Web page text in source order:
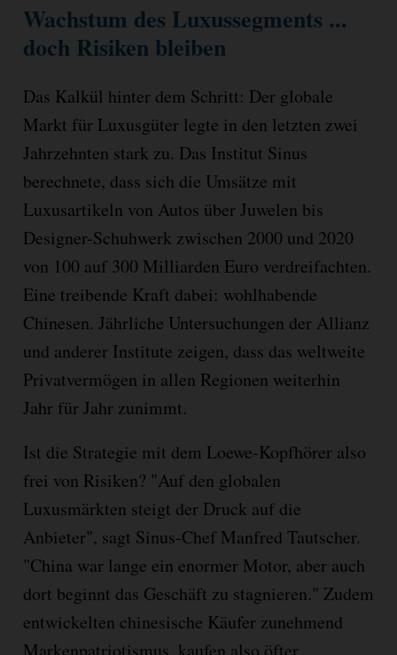
Wachstum des Luxussegments ...
doch Risiken bleiben
Das Kalkül hinter dem Schritt: Der globale
Markt für Luxusgüter legte in den letzten zwei
Jahrzehnten stark zu. Das Institut Sinus
berechnete, dass sich die Umsätze mit
Luxusartikeln von Autos über Juwelen bis
Designer-Schuhwerk zwischen 2000 und 2020
von 100 auf 300 Milliarden Euro verdreifachten.
Eine treibende Kraft dabei: wohlhabende
Chinesen. Jährliche Untersuchungen der Allianz
und anderer Institute zeigen, dass das weltweite
Privatvermögen in allen Regionen weiterhin
Jahr für Jahr zunimmt.
Ist die Strategie mit dem Loewe-Kopfhörer also
frei von Risiken? "Auf den globalen
Luxusmärkten steigt der Druck auf die
Anbieter", sagt Sinus-Chef Manfred Tautscher.
"China war lange ein enormer Motor, aber auch
dort beginnt das Geschäft zu stagnieren." Zudem
entwickelten chinesische Käufer zunehmend